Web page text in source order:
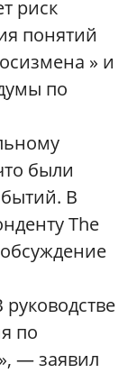
риск
понятий
» и
по
были
В
The
по
— заявил